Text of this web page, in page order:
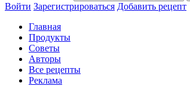
Войти Зарегистрироваться Добавить рецепт
Главная
Продукты
Советы
Авторы
Все рецепты
Реклама